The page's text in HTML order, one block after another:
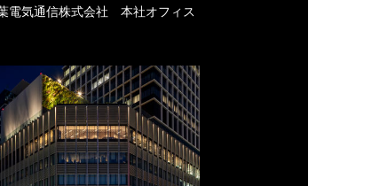
電気通信株式会社 本社オフィス